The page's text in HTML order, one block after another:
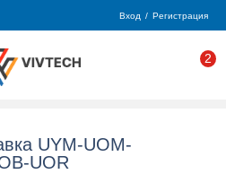
Вход / Регистрация
2
UYM-UOM-
UOR